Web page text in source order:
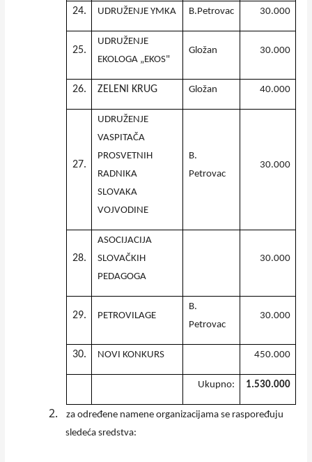
24. UDRUŽENJE YMKA B.Petrovac 30.000
25.
UDRUŽENJE
EKOLOGA „EKOS"
Gložan 30.000
26. ZELENI KRUG Gložan 40.000
27.
UDRUŽENJE
VASPITAČA
PROSVETNIH
RADNIKA
SLOVAKA
VOJVODINE
B.
Petrovac
30.000
28.
ASOCIJACIJA
SLOVAČKIH
PEDAGOGA
30.000
29. PETROVILAGE
B.
Petrovac
30.000
30. NOVI KONKURS 450.000
Ukupno: 1.530.000
2.
za određene namene organizacijama se raspoređuju
sledeća sredstva: